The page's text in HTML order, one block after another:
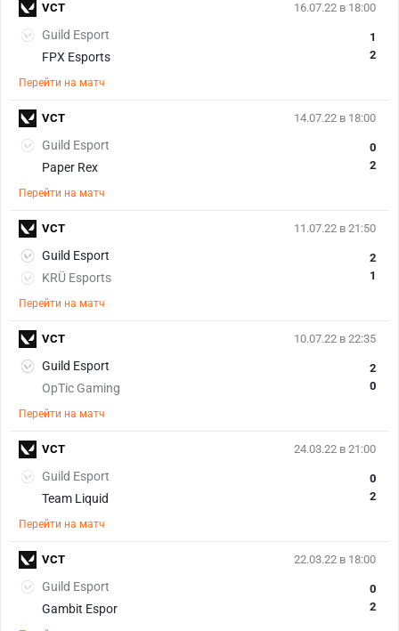
16.07.22 в 18:00
Guild Esport
FPX Esports
1
2
Перейти на матч
VCT
14.07.22 в 18:00
Guild Esport
Paper Rex
0
2
Перейти на матч
VCT
11.07.22 в 21:50
Guild Esport
KRÜ Esports
2
1
Перейти на матч
VCT
10.07.22 в 22:35
Guild Esport
OpTic Gaming
2
0
Перейти на матч
VCT
24.03.22 в 21:00
Guild Esport
Team Liquid
0
2
Перейти на матч
VCT
22.03.22 в 18:00
Guild Esport
Gambit Espor
0
2
VCT